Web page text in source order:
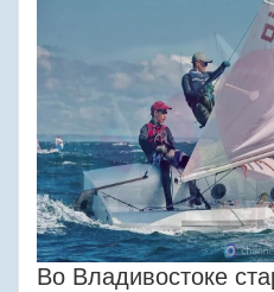
Во Владивостоке